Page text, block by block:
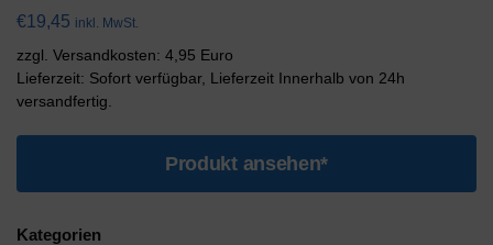
€19,45 inkl. MwSt.
zzgl. Versandkosten: 4,95 Euro
Lieferzeit: Sofort verfügbar, Lieferzeit Innerhalb von 24h
versandfertig.
Produkt ansehen*
Kategorien